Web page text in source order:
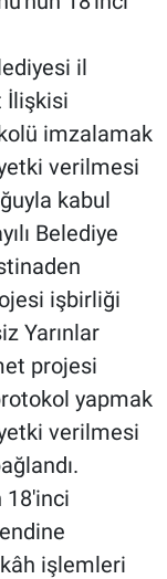
il
İlişkisi
imzalamak
verilmesi
kabul
Belediye
işbirliği
Yarınlar
projesi
yapmak
verilmesi
18'inci
işlemleri